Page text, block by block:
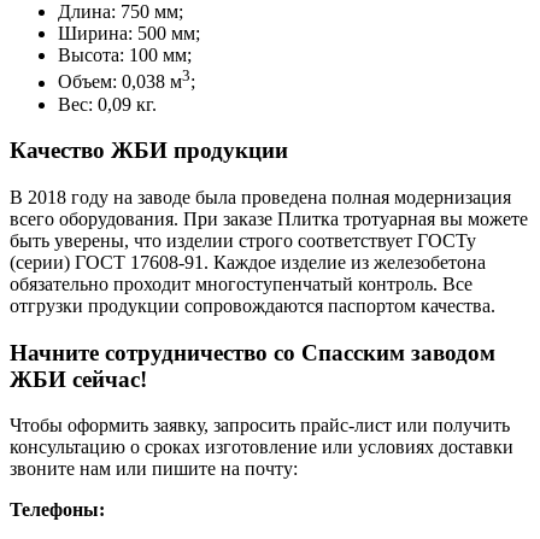
Длина: 750 мм;
Ширина: 500 мм;
Высота: 100 мм;
Объем: 0,038 м3;
Вес: 0,09 кг.
Качество ЖБИ продукции
В 2018 году на заводе была проведена полная модернизация
всего оборудования. При заказе Плитка тротуарная вы можете
быть уверены, что изделии строго соответствует ГОСТу
(серии) ГОСТ 17608-91. Каждое изделие из железобетона
обязательно проходит многоступенчатый контроль. Все
отгрузки продукции сопровождаются паспортом качества.
Начните сотрудничество со Cпасским заводом
ЖБИ сейчас!
Чтобы оформить заявку, запросить прайс-лист или получить
консультацию о сроках изготовление или условиях доставки
звоните нам или пишите на почту:
Телефоны: